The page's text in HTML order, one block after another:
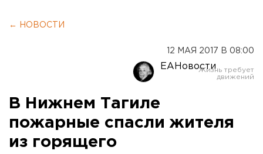
← НОВОСТИ
12 МАЯ 2017 В 08:00
ЕАНовости
В Нижнем Тагиле
пожарные спасли жителя
из горящего